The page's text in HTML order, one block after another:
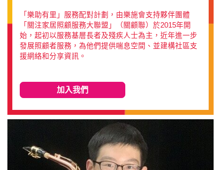
「樂助有里」服務配對計劃，由樂施會支持夥伴團體
「關注家居照顧服務大聯盟」（關顧聯）於2015年開
始，起初以服務基層長者及殘疾人士為主，近年進一步
發展照顧者服務，為他們提供喘息空間、並建構社區支
援網絡和分享資訊。
加入我們